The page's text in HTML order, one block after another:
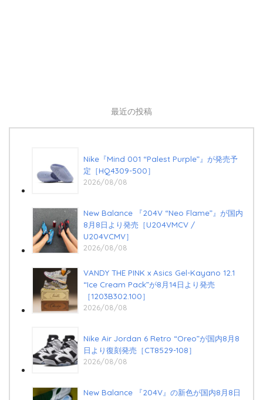
最近の投稿
Nike『Mind 001 “Palest Purple”』が発売予
定［HQ4309-500］
2026/08/08
New Balance 『204V “Neo Flame”』が国内
8月8日より発売［U204VMCV /
U204VCMV］
2026/08/08
VANDY THE PINK x Asics Gel-Kayano 12.1
“Ice Cream Pack”が8月14日より発売
［1203B302.100］
2026/08/08
Nike Air Jordan 6 Retro “Oreo”が国内8月8
日より復刻発売［CT8529-108］
2026/08/08
New Balance 『204V』の新色が国内8月8日